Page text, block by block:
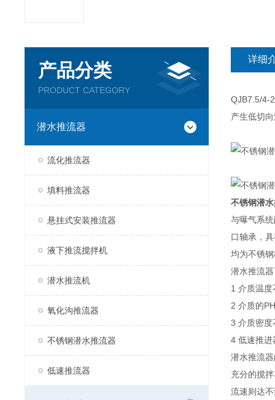
产品分类
PRODUCT CATEGORY
潜水推流器
流化推流器
填料推流器
悬挂式安装推流器
液下推流搅拌机
潜水推流机
氧化沟推流器
不锈钢潜水推流器
低速推流器
详细
QJB7.5/4-
产生低切
不锈钢潜
与曝气系
口轴承，
均为不锈
潜水推流
1 介质温度
2 介质的
3 介质密
4 低速推进
潜水推流
充分的搅
流速则达